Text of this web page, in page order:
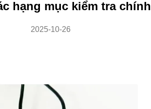
hạng mục kiểm tra chính
2025-10-26